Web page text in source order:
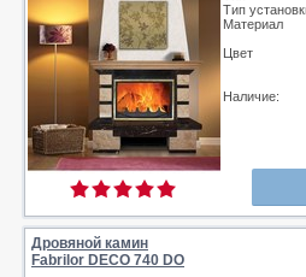
Тип
Материал
Цвет
Наличие:
Дровяной камин
Fabrilor DECO 740 DO